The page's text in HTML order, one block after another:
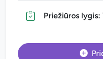
Priežiūros lygis: